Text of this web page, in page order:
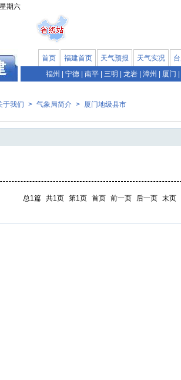
星期六
首页 福建首页 天气预报 天气实况
福州
宁德 南平 三明 龙岩 漳州 厦门
于我们 > 气象局简介 > 厦门地级县市
总1篇 共1页 第1页 首页 前一页 后一页 末页